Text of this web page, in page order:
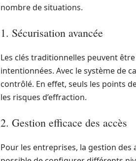
nombre de situations.
1. Sécurisation avancée
Les clés traditionnelles peuvent
intentionnées. Avec le système de
contrôlé. En effet, seuls les points
les risques d’effraction.
2. Gestion efficace des accès
Pour les entreprises, la gestion des